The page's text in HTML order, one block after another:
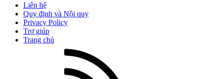
Liên hệ
Quy định và Nội quy
Privacy Policy
Trợ giúp
Trang chủ